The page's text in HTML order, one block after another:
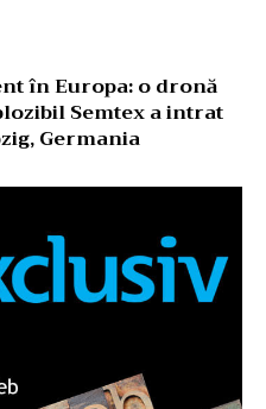
în Europa: o dronă
Semtex a intrat
Germania